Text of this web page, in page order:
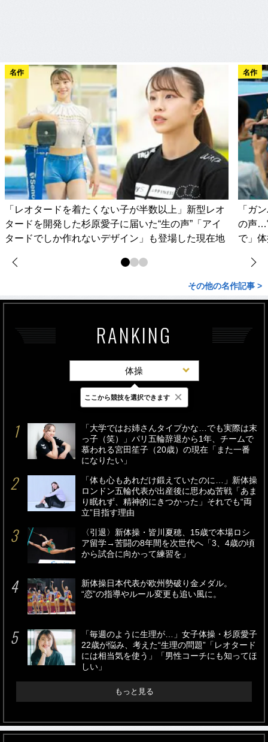
名作
「レオタードを着たくない子が半数以上」新型レオ
タードを開発した杉原愛子に届いた“生の声”「アイ
タードでしか作れないデザイン」も登場した現在地
名作
「ガ
の声…
で」
その他の名作記事 >
RANKING
体操
最新 24時間 週間
「大学ではお姉さんタイプかな…でも実際は末
っ子（笑）」パリ五輪辞退から1年、チームで
慕われる宮田笙子（20歳）の現在「また一番
になりたい」
「体も心もあれだけ鍛えていたのに…」新体操
ロンドン五輪代表が出産後に思わぬ苦戦「あま
り眠れず、精神的にきつかった」それでも“両
立”目指す理由
〈引退〉新体操・皆川夏穂、15歳で本場ロシ
ア留学→苦闘の8年間を次世代へ「3、4歳の頃
から試合に向かって練習を」
新体操日本代表が欧州勢破り金メダル。
“恋”の指導やルール変更も追い風に。
「毎週のように生理が…」女子体操・杉原愛子
22歳が悩み、考えた“生理の問題”「レオタード
には相当気を使う」「男性コーチにも知ってほ
しい」
もっと見る
ここから競技を選択できます ×